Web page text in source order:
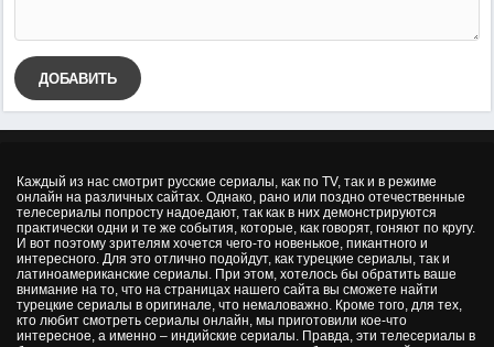
ДОБАВИТЬ
Каждый из нас смотрит русские сериалы, как по TV, так и в режиме
онлайн на различных сайтах. Однако, рано или поздно отечественные
телесериалы попросту надоедают, так как в них демонстрируются
практически одни и те же события, которые, как говорят, гоняют по кругу.
И вот поэтому зрителям хочется чего-то новенькое, пикантного и
интересного. Для это отлично подойдут, как турецкие сериалы, так и
латиноамериканские сериалы. При этом, хотелось бы обратить ваше
внимание на то, что на страницах нашего сайта вы сможете найти
турецкие сериалы в оригинале, что немаловажно. Кроме того, для тех,
кто любит смотреть сериалы онлайн, мы приготовили кое-что
интересное, а именно – индийские сериалы. Правда, эти телесериалы в